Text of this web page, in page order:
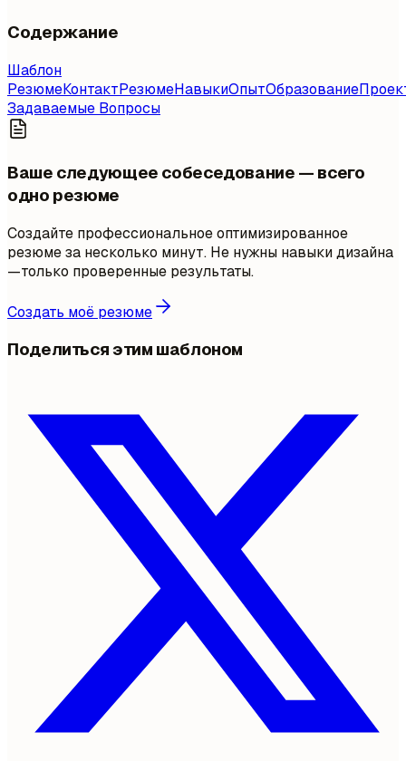
Содержание
Шаблон
РезюмеКонтактРезюмеНавыкиОпытОбразование
Задаваемые Вопросы
Ваше следующее собеседование — всего
одно резюме
Создайте профессиональное оптимизированное
резюме за несколько минут. Не нужны навыки дизайна
—только проверенные результаты.
Создать моё резюме
Поделиться этим шаблоном